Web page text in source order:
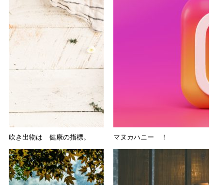
吹き出物は 健康の指標。 マヌカハニー ！